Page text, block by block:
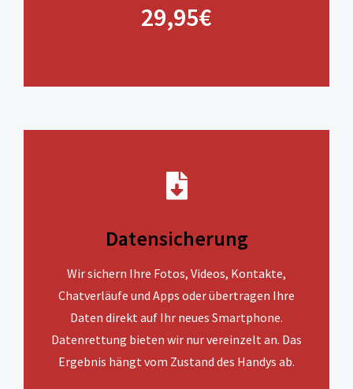
29,95€
Datensicherung
Wir sichern Ihre Fotos, Videos, Kontakte,
Chatverläufe und Apps oder übertragen Ihre
Daten direkt auf Ihr neues Smartphone.
Datenrettung bieten wir nur vereinzelt an. Das
Ergebnis hängt vom Zustand des Handys ab.